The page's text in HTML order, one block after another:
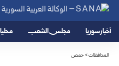
أخبار سوريا مجلس الشعب
المحافظات>حمص